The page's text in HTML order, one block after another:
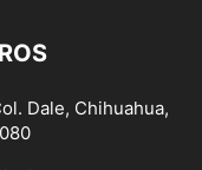
Dale, Chihuahua,